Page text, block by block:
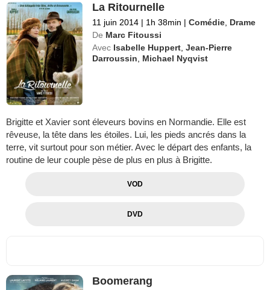
La Ritournelle
11 juin 2014 | 1h 38min | Comédie Drame
De Marc Fitoussi
Avec Isabelle Huppert ,Jean-Pierre
Darroussin
Michael Nyqvist
Brigitte et Xavier sont éleveurs bovins en Normandie. Elle est
rêveuse, la tête dans les étoiles. Lui, les pieds ancrés dans la
terre, vit surtout pour son métier. Avec le départ des enfants, la
routine de leur couple pèse de plus en plus à Brigitte.
VOD
DVD
Boomerang